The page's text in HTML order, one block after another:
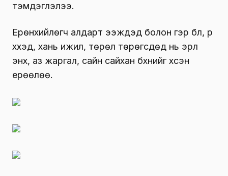
тэмдэглэлээ.
Ерөнхийлөгч алдарт ээжүүдэд болон гэр бүл, үр
хүүхэд, хань ижил, төрөл төрөгсдөд нь эрүүл
энх, аз жаргал, сайн сайхан бүхнийг хүсэн
ерөөлөө.